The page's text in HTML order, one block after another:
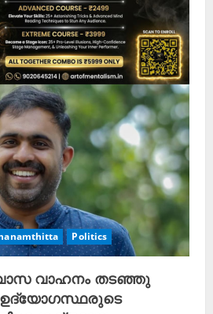
Politics
വാഹനം തടഞ്ഞു
ഉദ്യോഗസ്ഥരുടെ